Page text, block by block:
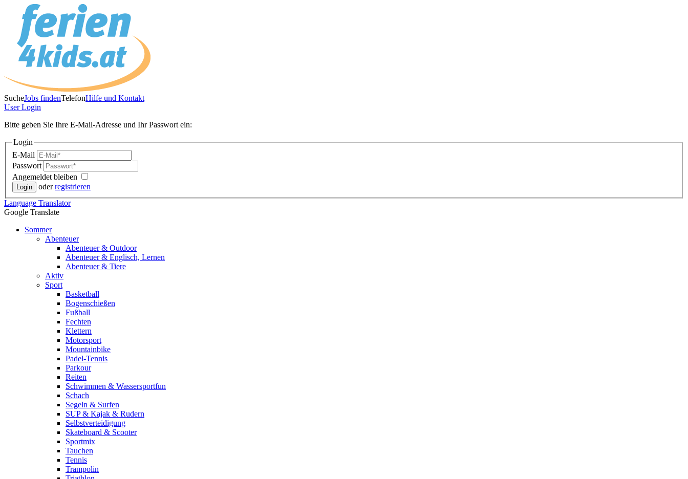
SucheJobs findenTelefonHilfe und Kontakt
UserLogin
Bitte geben Sie Ihre E-Mail-Adresse und Ihr Passwort ein:
Login
E-Mail
Passwort
Angemeldet bleiben
oderregistrieren
Language Translator
Google Translate
Sommer
Abenteuer
Abenteuer & Outdoor
Abenteuer & Englisch, Lernen
Abenteuer & Tiere
Aktiv
Sport
Basketball
Bogenschießen
Fußball
Fechten
Klettern
Motorsport
Mountainbike
Padel-Tennis
Parkour
Reiten
Schwimmen & Wassersportfun
Schach
Segeln & Surfen
SUP & Kajak & Rudern
Selbstverteidigung
Skateboard & Scooter
Sportmix
Tauchen
Tennis
Trampolin